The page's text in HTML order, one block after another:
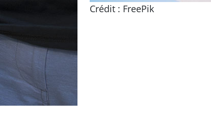
Crédit : FreePik